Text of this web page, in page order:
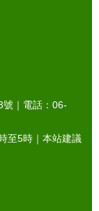
｜電話：06-
至5時｜本站建議